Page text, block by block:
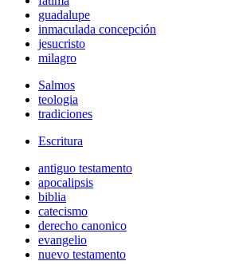
guadalupe
inmaculada concepción
jesucristo
milagro
Salmos
teologia
tradiciones
Escritura
antiguo testamento
apocalipsis
biblia
catecismo
derecho canonico
evangelio
nuevo testamento